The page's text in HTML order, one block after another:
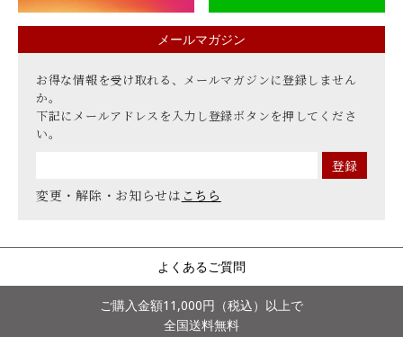
メールマガジン
お得な情報を受け取れる、メールマガジンに登録しません
か。
下記にメールアドレスを入力し登録ボタンを押してくださ
い。
変更・解除・お知らせは こちら
よくあるご質問
ご購入金額11,000円（税込）以上で
全国送料無料